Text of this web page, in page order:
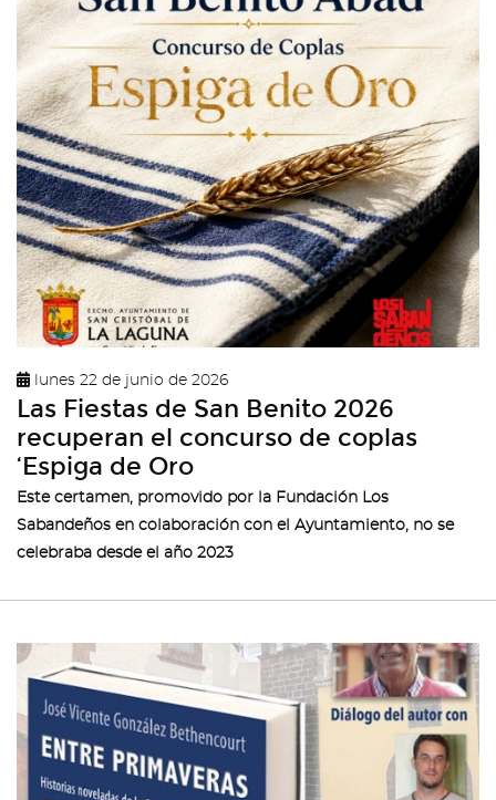
lunes 22 de junio de 2026
Las Fiestas de San Benito 2026
recuperan el concurso de coplas
‘Espiga de Oro
Este certamen, promovido por la Fundación Los
Sabandeños en colaboración con el Ayuntamiento, no se
celebraba desde el año 2023